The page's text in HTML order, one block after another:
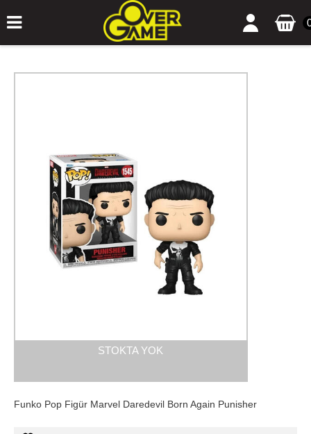
STOKTA YOK
Funko Pop Figür Marvel Daredevil Born Again Punisher